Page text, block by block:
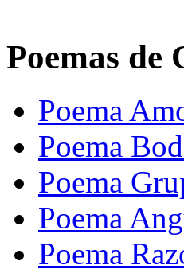
Poemas de
Poema
Poema
Poema
Poema
Poema